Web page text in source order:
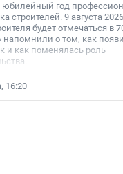
юбилейный год
строителей. 9 августа
будет отмечаться в
напомнили о том, как
и как поменялась роль
16:20